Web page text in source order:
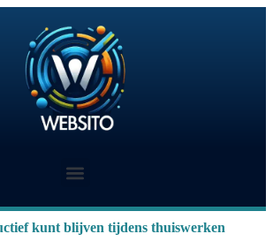
kunt blijven tijdens thuiswerken